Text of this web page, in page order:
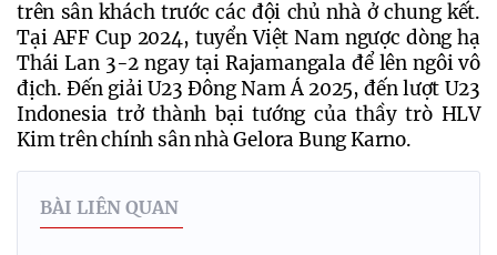
Tại AFF Cup 2024, tuyển Việt Nam ngược dòng hạ
Thái Lan 3-2 ngay tại Rajamangala để lên ngôi vô
địch. Đến giải U23 Đông Nam Á 2025, đến lượt U23
Indonesia trở thành bại tướng của thầy trò HLV
Kim trên chính sân nhà Gelora Bung Karno.
BÀI LIÊN QUAN